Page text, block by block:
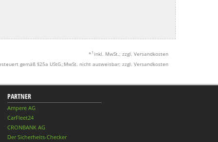
* 1 inkl. MwSt.; zzgl. Versandkosten
gemäß §25a UStG.;MwSt. nicht ausweisbar; zzgl. Versandkosten
PARTNER
Ampere AG
CarFleet24
CRONBANK AG
Der Sicherheits-Checker